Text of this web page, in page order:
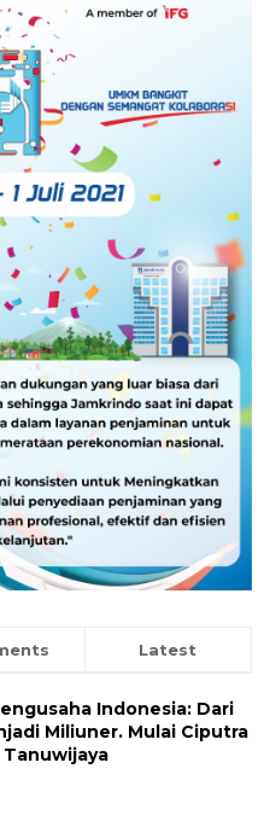
Latest
Indonesia: Dari
Miliuner. Mulai Ciputra